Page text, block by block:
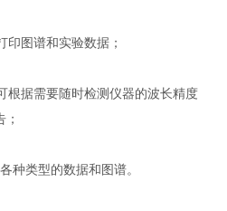
图谱和实验数据；
据需要随时检测仪器的波长精度
类型的数据和图谱。